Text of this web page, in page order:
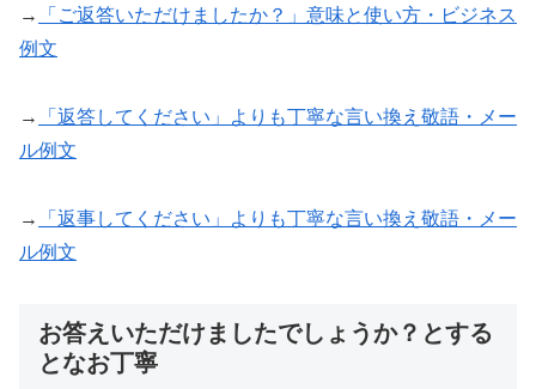
→
「ご返答いただけましたか？」意味と使い方・ビジネス
例文
→
「返答してください」よりも丁寧な言い換え敬語・メー
ル例文
→
「返事してください」よりも丁寧な言い換え敬語・メー
ル例文
お答えいただけましたでしょうか？とする
となお丁寧